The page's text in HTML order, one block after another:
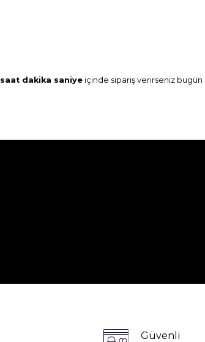
saat dakika saniye içinde sipariş verirseniz bugün
Güvenli